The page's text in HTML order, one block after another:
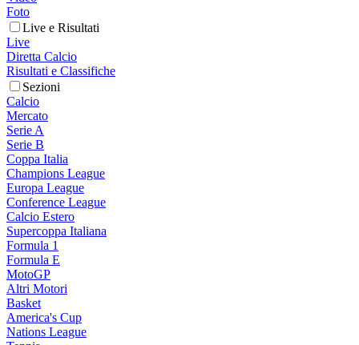
Foto
Live e Risultati
Live
Diretta Calcio
Risultati e Classifiche
Sezioni
Calcio
Mercato
Serie A
Serie B
Coppa Italia
Champions League
Europa League
Conference League
Calcio Estero
Supercoppa Italiana
Formula 1
Formula E
MotoGP
Altri Motori
Basket
America's Cup
Nations League